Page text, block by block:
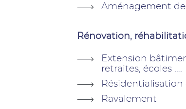
Aménagement
Rénovation,
Extension
retraites, écoles ….
Ravalement